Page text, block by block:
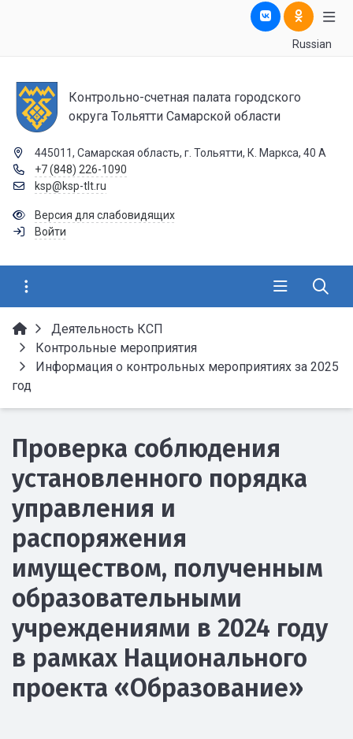
Russian
Контрольно-счетная палата городского
округа Тольятти Самарской области
445011, Самарская область, г. Тольятти, К. Маркса, 40 А
+7 (848) 226-1090
ksp@ksp-tlt.ru
Версия для слабовидящих
Войти
Деятельность КСП
Контрольные мероприятия
Информация о контрольных мероприятиях за 2025
год
Проверка соблюдения
установленного порядка
управления и
распоряжения
имуществом, полученным
образовательными
учреждениями в 2024 году
в рамках Национального
проекта «Образование»